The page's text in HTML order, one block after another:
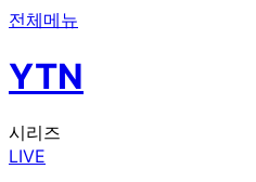
전체메뉴
YTN
시리즈
LIVE